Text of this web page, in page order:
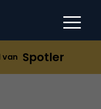
van Spotler